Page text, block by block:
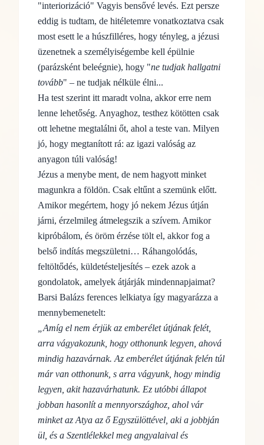
"interiorizáció" Vagyis bensővé levés. Ezt persze
eddig is tudtam, de hitéletemre vonatkoztatva csak
most esett le a húszfilléres, hogy tényleg, a jézusi
üzenetnek a személyiségembe kell épülnie
(parázsként beleégnie), hogy "ne tudjak hallgatni
tovább" – ne tudjak nélküle élni...
Ha test szerint itt maradt volna, akkor erre nem
lenne lehetőség. Anyaghoz, testhez kötötten csak
ott lehetne megtalálni őt, ahol a teste van. Milyen
jó, hogy megtanított rá: az igazi valóság az
anyagon túli valóság!
Jézus a menybe ment, de nem hagyott minket
magunkra a földön. Csak eltűnt a szemünk előtt.
Amikor megértem, hogy jó nekem Jézus útján
járni, érzelmileg átmelegszik a szívem. Amikor
kipróbálom, és öröm érzése tölt el, akkor fog a
belső indítás megszületni… Ráhangolódás,
feltöltődés, küldetésteljesítés – ezek azok a
gondolatok, amelyek átjárják mindennapjaimat?
Barsi Balázs ferences lelkiatya így magyarázza a
mennybemenetelt:
„Amíg el nem érjük az emberélet útjának felét,
arra vágyakozunk, hogy otthonunk legyen, ahová
mindig hazavárnak. Az emberélet útjának felén túl
már van otthonunk, s arra vágyunk, hogy mindig
legyen, akit hazavárhatunk. Ez utóbbi állapot
jobban hasonlít a mennyországhoz, ahol vár
minket az Atya az ő Egyszülöttével, aki a jobbján
ül, és a Szentlélekkel meg angyalaival és